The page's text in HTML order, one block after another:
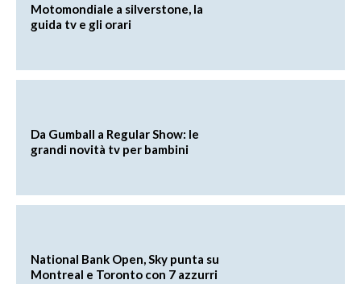
Motomondiale a silverstone, la
guida tv e gli orari
Da Gumball a Regular Show: le
grandi novità tv per bambini
National Bank Open, Sky punta su
Montreal e Toronto con 7 azzurri